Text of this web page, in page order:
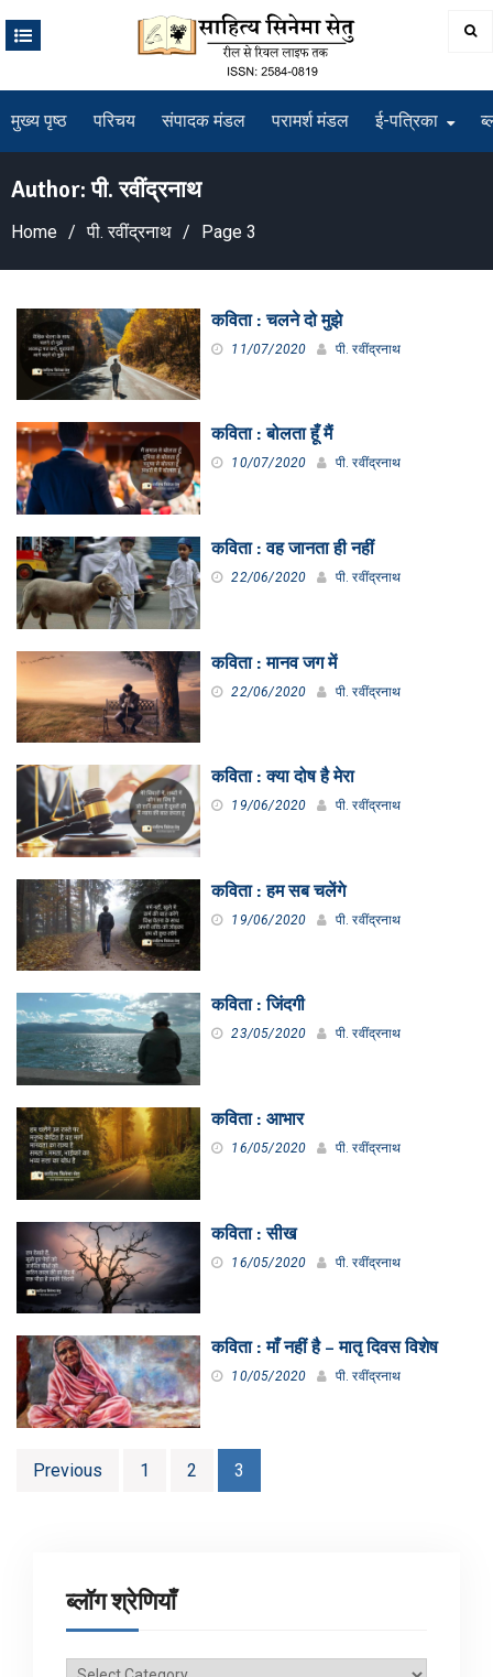
मुख्य पृष्ठ परिचय संपादक मंडल परामर्श मंडल ई-पत्रिका
Author:पी. रवींद्रनाथ
Home पी. रवींद्रनाथ Page 3
कविता : चलने दो मुझे
11/07/2020 पी. रवींद्रनाथ
कविता : बोलता हूँ मैं
10/07/2020 पी. रवींद्रनाथ
कविता : वह जानता ही नहीं
22/06/2020 पी. रवींद्रनाथ
कविता : मानव जग में
22/06/2020 पी. रवींद्रनाथ
कविता : क्या दोष है मेरा
19/06/2020 पी. रवींद्रनाथ
कविता : हम सब चलेंगे
19/06/2020 पी. रवींद्रनाथ
कविता : जिंदगी
23/05/2020 पी. रवींद्रनाथ
कविता : आभार
16/05/2020 पी. रवींद्रनाथ
कविता : सीख
16/05/2020 पी. रवींद्रनाथ
कविता : माँ नहीं है – मातृ दिवस विशेष
10/05/2020 पी. रवींद्रनाथ
Posts
Previous 1 2 3
ब्लॉग श्रेणियाँ
ब्लॉग